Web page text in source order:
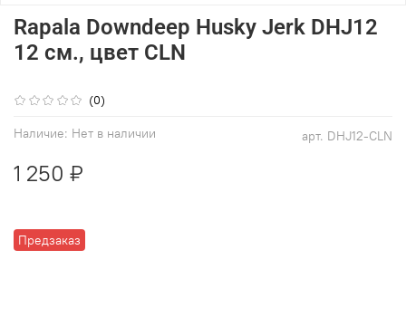
(0)
арт. DHJ12-CLN
Наличие: Нет в наличии
Предзаказ
Rapala Downdeep Husky Jerk DHJ12
12 см., цвет CLN
1 250 ₽